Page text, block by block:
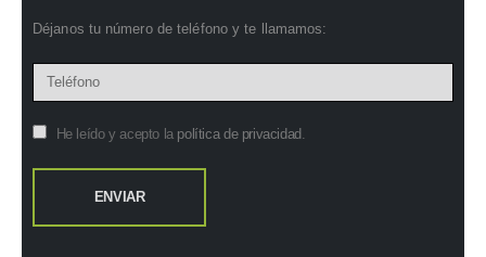
Déjanos tu número de teléfono y te llamamos:
He leído y acepto la política de privacidad .